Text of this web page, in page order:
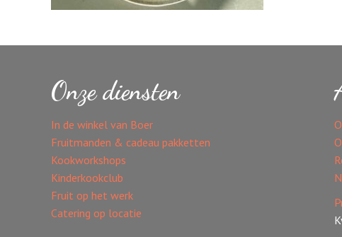
Onze diensten
In de winkel van Boer
Fruitmanden & cadeau pakketten
Kookworkshops
Kinderkookclub
Fruit op het werk
Catering op locatie